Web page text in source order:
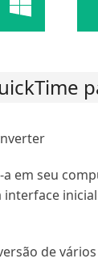
em seu
de